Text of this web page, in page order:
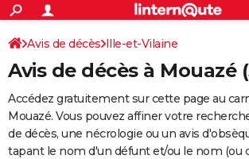
ACTUALITÉS
Politique
Société
Faits Divers
Education
Monde
Villes
+
SPORT
Coupe du monde 2026
Football
Tennis
Cyclisme
Rugby
Forum
Programme TV
TNTStreaming
Cinéma
Sorties cinéma
Musique
+
FINANCE
Retraite
Epargne
Immobilier
Risques naturels par ville
Assurance
AUTO
S'inscrire
Connexion
Avis de décès Ille-et-Vilaine
Avis de décès à Mouazé
Accédez gratuitement sur cette page au
Mouazé. Vous pouvez affiner votre
de décès, une nécrologie ou un avis
tapant le nom d'un défunt et/ou le nom (ou